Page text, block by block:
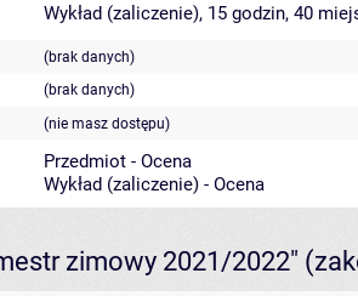
Wykład (zaliczenie), 15 godzin, 40
(brak danych)
(brak danych)
(nie masz dostępu)
Przedmiot - Ocena
Wykład (zaliczenie) - Ocena
zimowy 2021/2022"